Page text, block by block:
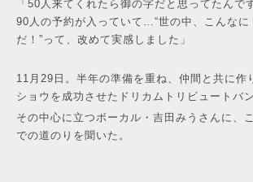
「50人来てくれたら御の字だと思ってたんで
90人の予約が入っていて…“世の中、こんなに
だ！”って、改めて実感しました」
11月29日。半年の準備を重ね、仲間と共に作
ショウを成功させたドリカムトリビュートバン
その中心に立つボーカル・吉田みうさんに、
での道のりを聞いた。